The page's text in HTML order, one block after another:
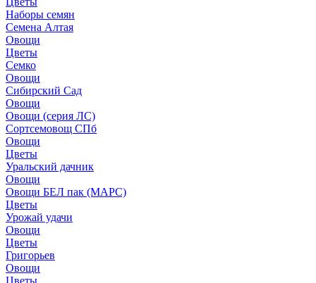
Наборы семян
Семена Алтая
Овощи
Цветы
Семко
Овощи
Сибирский Сад
Овощи
Овощи (серия ЛС)
Сортсемовощ СПб
Овощи
Цветы
Уральский дачник
Овощи
Овощи БЕЛ пак (МАРС)
Цветы
Урожай удачи
Овощи
Цветы
Григорьев
Овощи
Цветы